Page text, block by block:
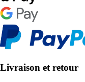
Livraison et retour